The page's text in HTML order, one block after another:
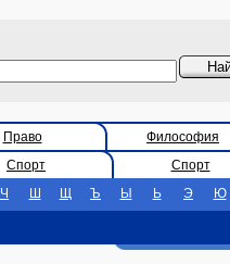
Право
Философия
Спорт
Спорт
Ч Ш Щ Ъ Ы Ь Э Ю